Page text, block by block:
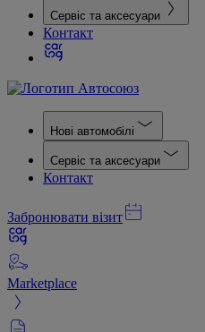
Сервіс та аксесуари
Контакт
Нові автомобілі
Сервіс та аксесуари
Контакт
Забронювати візит
Marketplace